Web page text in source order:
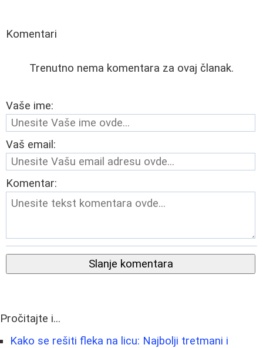
Komentari
Trenutno nema komentara za ovaj članak.
Vaše ime:
Vaš email:
Komentar:
Slanje komentara
Pročitajte i...
Kako se rešiti fleka na licu: Najbolji tretmani i